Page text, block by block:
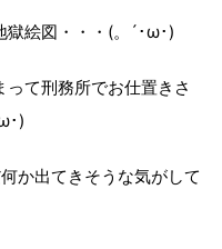
獄絵図・・・(。´･ω･)
て刑務所でお仕置きさ
･)
か出てきそうな気がして